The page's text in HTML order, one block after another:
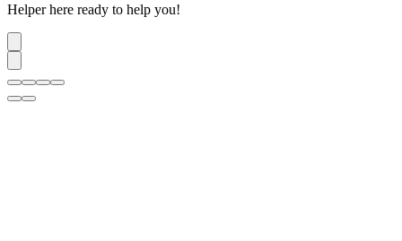
Helper here ready to help you!